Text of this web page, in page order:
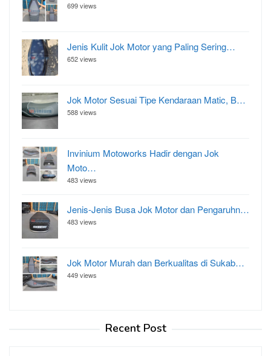
699 views
Jenis Kulit Jok Motor yang Paling Sering…
652 views
Jok Motor Sesuai Tipe Kendaraan Matic, B…
588 views
Invinium Motoworks Hadir dengan Jok
Moto…
483 views
Jenis-Jenis Busa Jok Motor dan Pengaruhn…
483 views
Jok Motor Murah dan Berkualitas di Sukab…
449 views
Recent Post